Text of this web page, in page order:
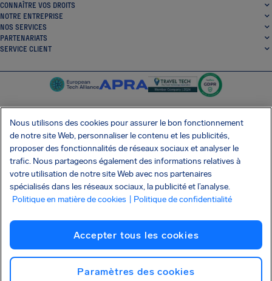
CONNAÎTRE VOS DROITS
NOTRE ENTREPRISE
NOS SERVICES
PARTENARIATS
SERVICE CLIENT
SocialFacebook
SocialTwitter
SocialInstagram
SocialLinkedin
OBTENEZ NOTRE APPLI GRATUITE
Politique de confidentialité Cookies Imprint
Attaque de la chaîne d'approvisionnement Shai-Hulud
Copyright © 2026 AirHelp
Nous utilisons des cookies pour assurer le bon fonctionnement
de notre site Web, personnaliser le contenu et les publicités,
proposer des fonctionnalités de réseaux sociaux et analyser le
trafic. Nous partageons également des informations relatives à
votre utilisation de notre site Web avec nos partenaires
spécialisés dans les réseaux sociaux, la publicité et l’analyse.
Politique en matière de cookies
| Politique de confidentialité
Accepter tous les cookies
Paramètres des cookies